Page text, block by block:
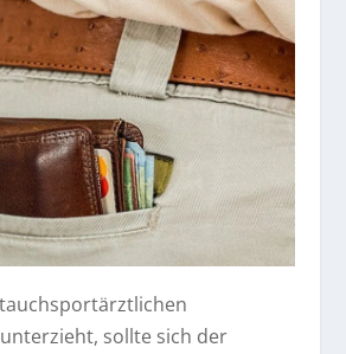
sollte sich der